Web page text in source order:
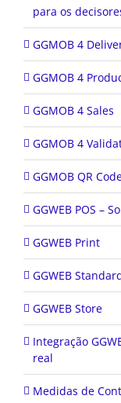
para os
GGMOB 4
GGMOB 4
GGMOB 4 Sales
GGMOB 4
GGMOB QR
GGWEB POS –
GGWEB Print
GGWEB
GGWEB Store
Integração
real
Medidas de